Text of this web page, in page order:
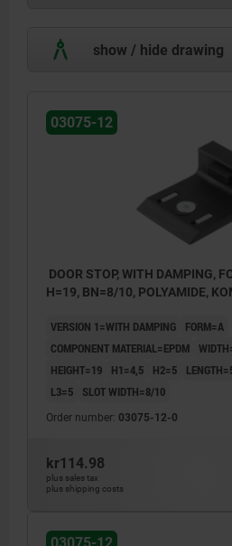
show / hide drawing
03075-12
DOOR STOP, WITH DAMPING,
H=19, BN=8/10, POLYAMIDE,
VERSION 1=WITH DAMPING
FORM=A
COMPONENT MATERIAL=EPDM
HEIGHT=19
H1=4,5 H2=5
L3=5
SLOT WIDTH=8/10
Order number: 03075-12-0
kr114.98
plus sales tax
plus shipping costs